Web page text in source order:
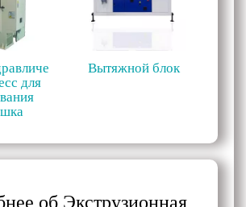
для
Вытяжной блок
об Экструзионная